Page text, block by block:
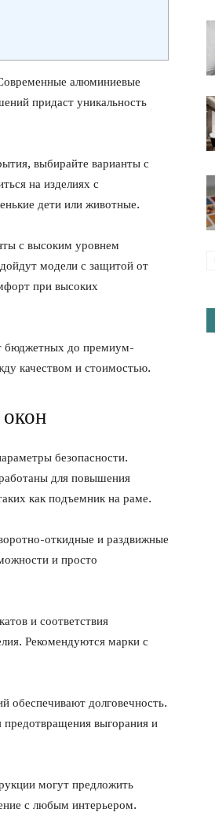
алюминиевые
придаст уникальность
выбирайте варианты с
на изделиях с
дети или животные.
с высоким уровнем
модели с защитой от
при высоких
бюджетных до премиум-
качеством и стоимостью.
безопасности.
для повышения
как подъемник на раме.
откидные и раздвижные
и просто
и соответствия
Рекомендуются марки с
обеспечивают долговечность.
выгорания и
могут предложить
с любым интерьером.